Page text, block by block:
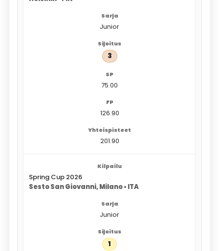
Junior
3
75.00
126.90
201.90
Spring Cup 2026
Sesto San Giovanni, Milano • ITA
Junior
1